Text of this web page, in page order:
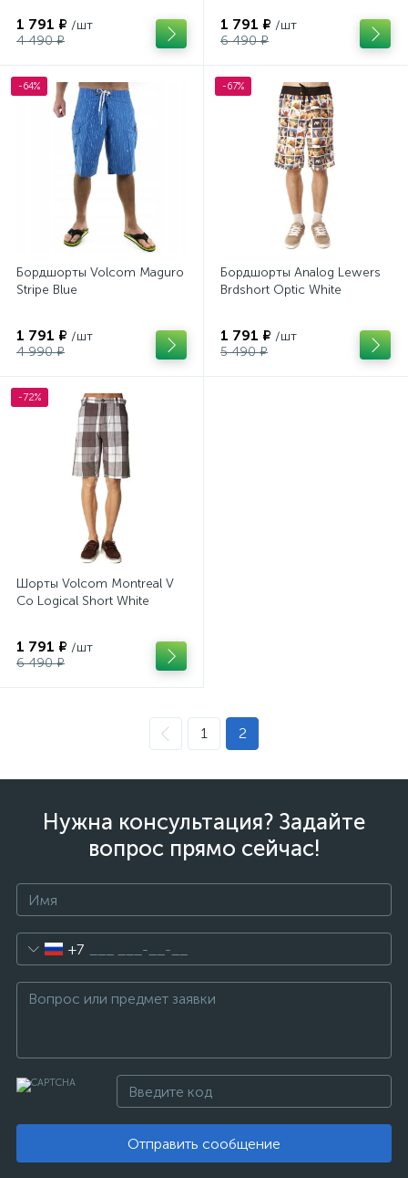
1 791 ₽ /шт
4 490 ₽
1 791 ₽ /шт
6 490 ₽
-64%
Бордшорты Volcom Maguro
Stripe Blue
1 791 ₽ /шт
4 990 ₽
-67%
Бордшорты Analog Lewers
Brdshort Optic White
1 791 ₽ /шт
5 490 ₽
-72%
Шорты Volcom Montreal V
Co Logical Short White
1 791 ₽ /шт
6 490 ₽
1 2
Нужна консультация? Задайте
вопрос прямо сейчас!
+7
Отправить сообщение